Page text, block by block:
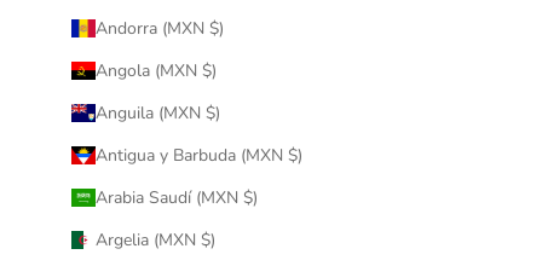
Andorra (MXN $)
Angola (MXN $)
Anguila (MXN $)
Antigua y Barbuda (MXN $)
Arabia Saudí (MXN $)
Argelia (MXN $)